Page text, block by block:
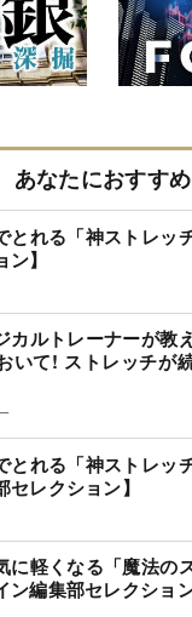
あなたにおすすめ
とれる「神ストレッ
】
カルトレーナーが教
いて! ストレッチが
とれる「神ストレッ
レクション】
に軽くなる「魔法の
編集部セレクション